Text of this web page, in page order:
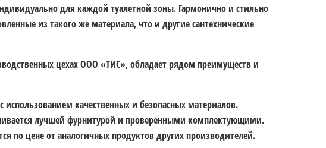
для каждой туалетной зоны. Гармонично и стильно
из такого же материала, что и другие сантехнические
цехах ООО «ТИС», обладает рядом преимуществ и
качественных и безопасных материалов.
лучшей фурнитурой и проверенными комплектующими.
по цене от аналогичных продуктов других производителей.